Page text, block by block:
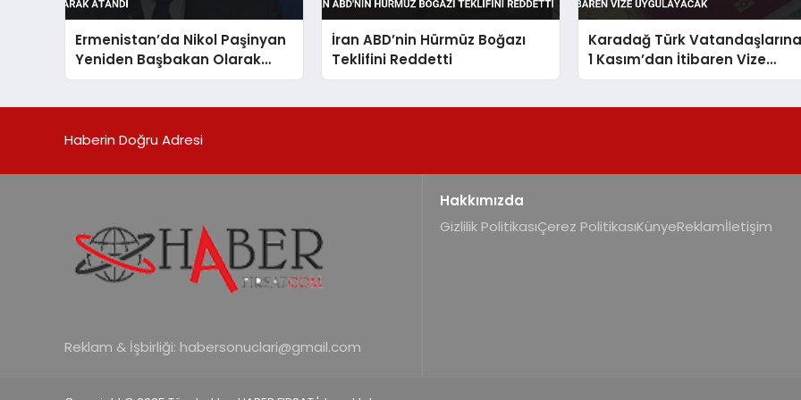
Ermenistan’da Nikol Paşinyan
Yeniden Başbakan Olarak
Atandı
İran ABD’nin Hürmüz Boğazı
Teklifini Reddetti
Karadağ Türk
1 Kasım’dan İtibaren Vize
Uygulayacak
Haberin Doğru Adresi
Reklam & İşbirliği: habersonuclari@gmail.com
Hakkımızda
Gizlilik PolitikasıÇerez PolitikasıKünyeReklamİletişim